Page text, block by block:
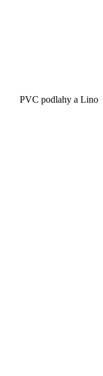
PVC podlahy a Lino